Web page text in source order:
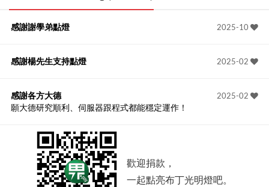
2025-10
感謝謝學弟點燈
2025-02
感謝楊先生支持點燈
2025-02
感謝各方大德
願大德研究順利、伺服器跟程式都能穩定運作！
歡迎捐款，
一起點亮布丁光明燈吧。